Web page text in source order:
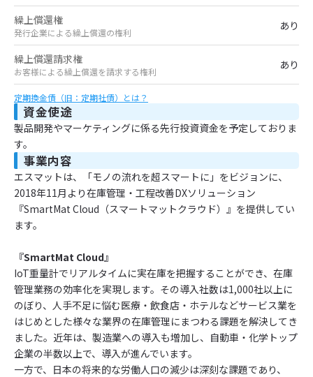
繰上償還権
発行企業による繰上償還の権利 あり
繰上償還請求権
お客様による繰上償還を請求する権利 あり
定期換金債（旧：定期社債）とは？
資金使途
製品開発やマーケティングに係る先行投資資金を予定しておりま
す。
事業内容
エスマットは、「モノの流れを超スマートに」をビジョンに、
2018年11月より在庫管理・工程改善DXソリューション
『SmartMat Cloud（スマートマットクラウド）』を提供してい
ます。
『SmartMat Cloud』
IoT重量計でリアルタイムに実在庫を把握することができ、在庫
管理業務の効率化を実現します。その導入社数は1,000社以上に
のぼり、人手不足に悩む医療・飲食店・ホテルなどサービス業を
はじめとした様々な業界の在庫管理にまつわる課題を解決してき
ました。近年は、製造業への導入も増加し、自動車・化学トップ
企業の半数以上で、導入が進んでいます。
一方で、日本の将来的な労働人口の減少は深刻な課題であり、